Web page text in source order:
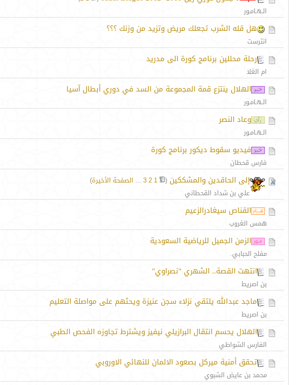
الـهـامـور
هل قله الشرب تجعلك مريض وتزيد من وزنك ؟؟؟
انترست
رحلة محللين برنامج كورة الى مدريد
ام الغلا
الهلال ينتزع قمة المجموعة من السد في دوري أبطال آسيا
الـهـامـور
وعاد النصر
الـهـامـور
فيديو سقوط ديكور برنامج كورة
فارس قحطان
إلى الحاقدين والمشككين (
1
2
3
... الصفحة الأخيرة)
علي بن شداد القحطاني
القناص سيغادرالزعيم
همس الغروب
الزمن الجميل للرياضية السعودية
مفلح الحبابي.
انتهت القصة.. الشهري "نصراوي"
بن اصريط
ماجد عبدالله يلتقي نزلاء سجن عنيزة ويحثهم على مواصلة التعليم
بن اصريط
الهلال يحسم انتقال البرازيلي نيفيز ويشترط تجاوزه الفحص الطبي
الفارس الشواطي
تحقق أمنية ميركل بصعود الالمان للنهائي الاوروبي
محمد بن عايض الشبوي